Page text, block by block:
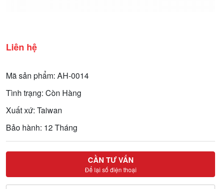
Liên hệ
Mã sản phẩm: AH-0014
Tình trạng: Còn Hàng
Xuất xứ: Taiwan
Bảo hành: 12 Tháng
CẦN TƯ VẤN
Để lại số điện thoại